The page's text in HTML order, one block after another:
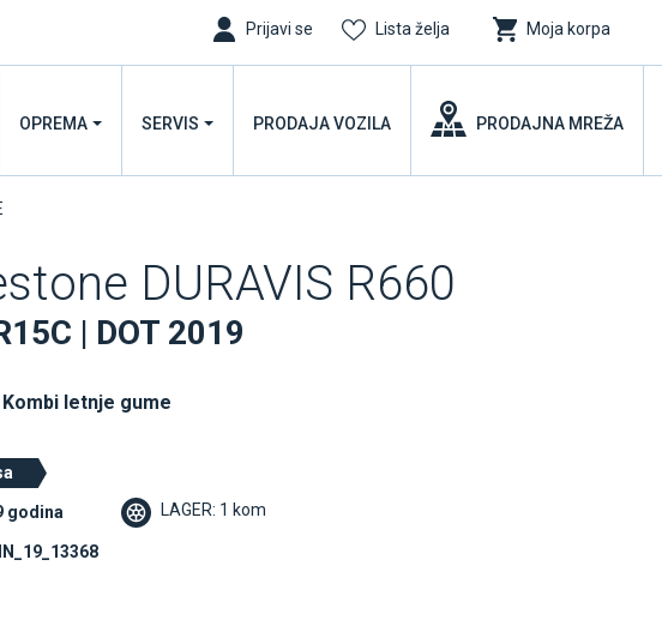
Prijavi se Lista želja Moja korpa
OPREMA SERVIS PRODAJA VOZILA PRODAJNA MREŽA
DURAVIS R660
| DOT 2019
Kombi letnje gume
godina LAGER: 1 kom